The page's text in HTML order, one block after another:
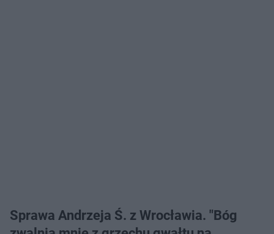
Sprawa Andrzeja Ś. z Wrocławia. "Bóg